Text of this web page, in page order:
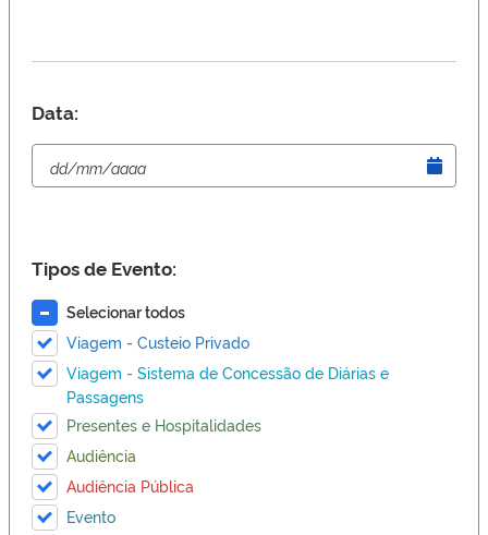
Data:
Tipos de Evento:
Selecionar todos
Viagem - Custeio Privado
Viagem - Sistema de Concessão de Diárias e
Passagens
Presentes e Hospitalidades
Audiência
Audiência Pública
Evento